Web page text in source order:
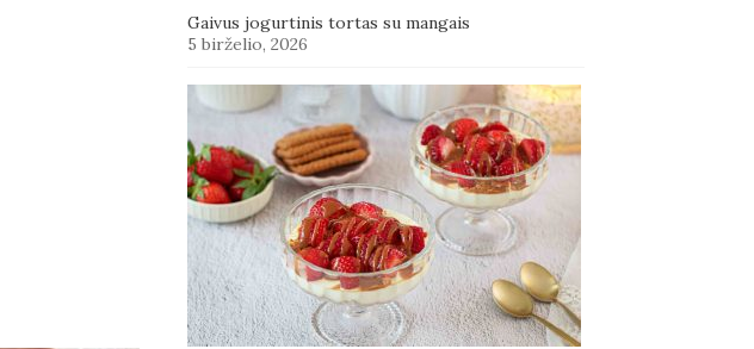
Gaivus jogurtinis tortas su mangais
5 birželio, 2026